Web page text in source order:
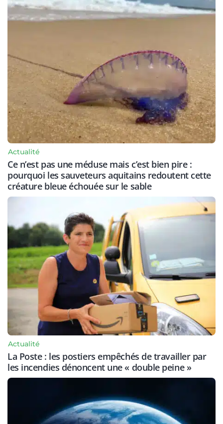
Actualité
Ce n’est pas une méduse mais c’est bien pire :
pourquoi les sauveteurs aquitains redoutent cette
créature bleue échouée sur le sable
Actualité
La Poste : les postiers empêchés de travailler par
les incendies dénoncent une « double peine »